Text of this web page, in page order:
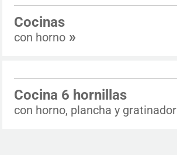
Cocinas
con horno »
Cocina 6 hornillas
con horno, plancha y gratinador